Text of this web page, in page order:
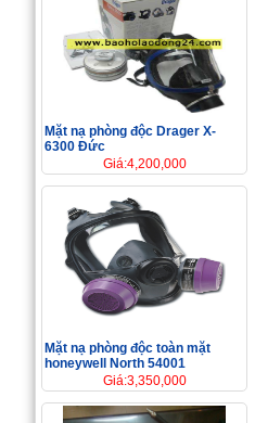
Mặt nạ phòng độc Drager X-
6300 Đức
Giá:4,200,000
Mặt nạ phòng độc toàn mặt
honeywell North 54001
Giá:3,350,000